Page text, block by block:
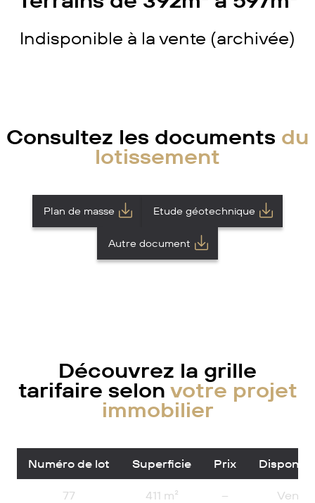
Indisponible à la vente (archivée)
Consultez les documents du
lotissement
Plan de masse Etude géotechnique
Autre document
Découvrez la grille
tarifaire selon votre projet
immobilier
Numéro de lot Superficie Prix
77 411 m² – Vendu